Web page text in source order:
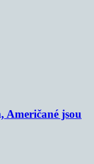
Američané jsou